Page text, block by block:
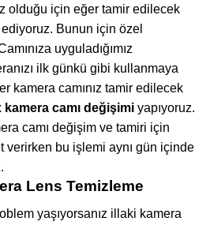
olduğu için eğer tamir edilecek
Bunun için özel
uyguladığımız
ilk günkü gibi kullanmaya
kamera camınız tamir edilecek
kamera camı değişimi yapıyoruz.
camı değişim ve tamiri için
verirken bu işlemi aynı gün içinde
Lens Temizleme
yaşıyorsanız illaki kamera